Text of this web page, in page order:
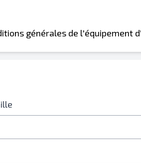
générales de l'équipement